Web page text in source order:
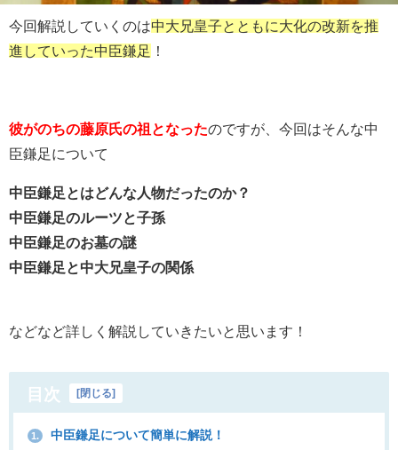
今回解説していくのは中大兄皇子とともに大化の改新を推
進していった中臣鎌足 ！
彼がのちの藤原氏の祖となったのですが、今回はそんな中
臣鎌足について
中臣鎌足とはどんな人物だったのか？
中臣鎌足のルーツと子孫
中臣鎌足のお墓の謎
中臣鎌足と中大兄皇子の関係
などなど詳しく解説していきたいと思います！
目次 閉じる
1. 中臣鎌足について簡単に解説！